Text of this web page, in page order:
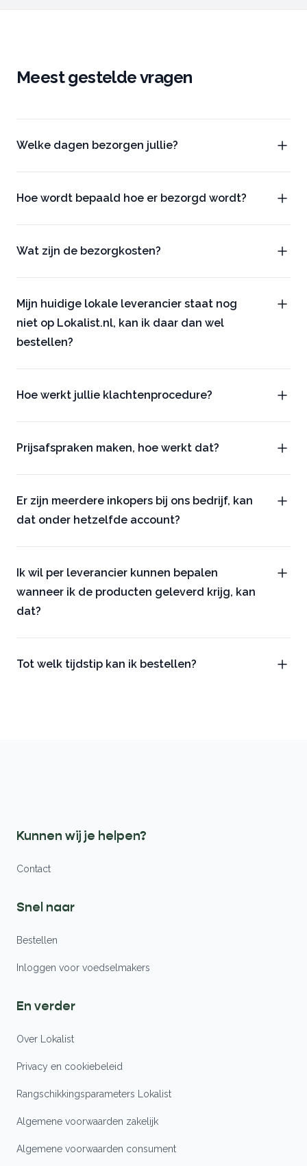
Meest gestelde vragen
Welke dagen bezorgen jullie?
Hoe wordt bepaald hoe er bezorgd wordt?
Wat zijn de bezorgkosten?
Mijn huidige lokale leverancier staat nog
niet op Lokalist.nl, kan ik daar dan wel
bestellen?
Hoe werkt jullie klachtenprocedure?
Prijsafspraken maken, hoe werkt dat?
Er zijn meerdere inkopers bij ons bedrijf, kan
dat onder hetzelfde account?
Ik wil per leverancier kunnen bepalen
wanneer ik de producten geleverd krijg, kan
dat?
Tot welk tijdstip kan ik bestellen?
Kunnen wij je helpen?
Contact
Snel naar
Bestellen
Inloggen voor voedselmakers
En verder
Over Lokalist
Privacy en cookiebeleid
Rangschikkingsparameters Lokalist
Algemene voorwaarden zakelijk
Algemene voorwaarden consument